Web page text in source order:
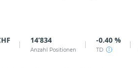
14’834
Anzahl Positionen
-0.40 %
TD